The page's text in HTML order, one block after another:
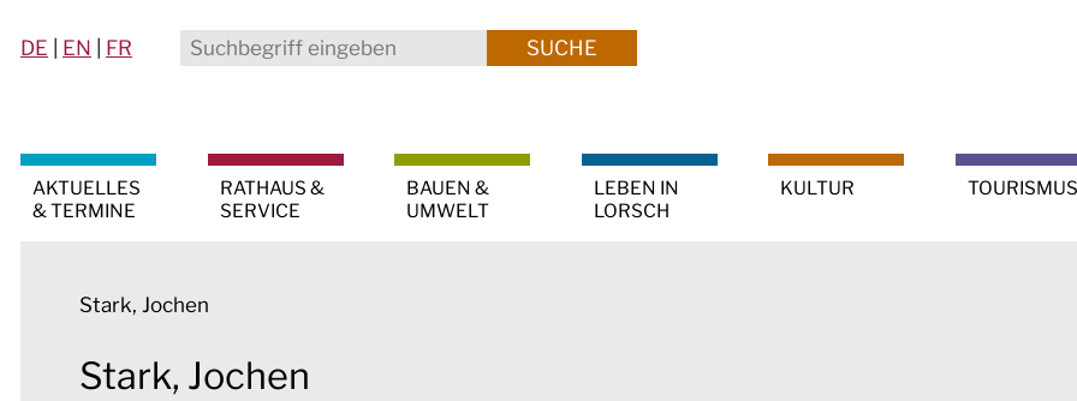
DE EN FR SUCHE
AKTUELLES
& TERMINE
RATHAUS &
SERVICE
BAUEN &
UMWELT
LEBEN IN
LORSCH
KULTUR TOURISMUS
Stark, Jochen
Stark, Jochen